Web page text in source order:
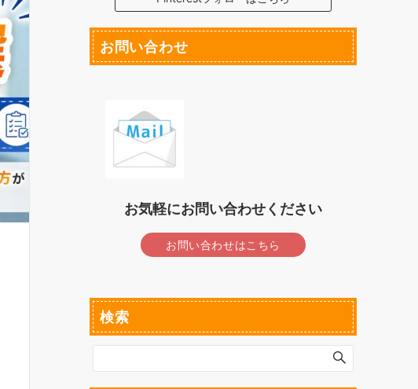
お問い合わせ
お気軽にお問い合わせください
お問い合わせはこちら
検索